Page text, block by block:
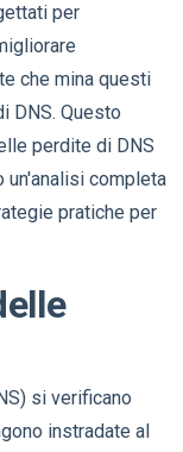
per
che mina questi
DNS. Questo
perdite di DNS
completa
pratiche per
si verificano
instradate al